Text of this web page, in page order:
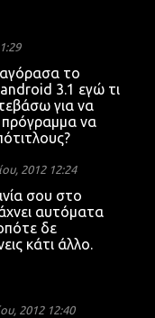
το
3.1 εγώ τι
για να
πρόγραμμα να
2012 12:24
σου στο
αυτόματα
δε
κάτι άλλο.
2012 12:40